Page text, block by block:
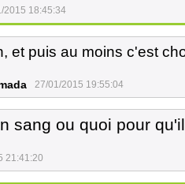
2015 18:45:34
et puis au moins c'est
27/01/2015 19:55:04
sang ou quoi pour
21:41:20